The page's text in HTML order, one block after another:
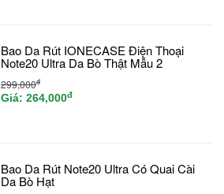
Bao Da Rút IONECASE Điện Thoại
Note20 Ultra Da Bò Thật Mẫu 2
299,000đ
Giá: 264,000đ
Bao Da Rút Note20 Ultra Có Quai Cài
Da Bò Hạt